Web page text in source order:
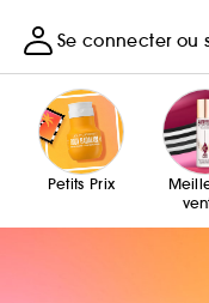
Se connecter ou
Petits Prix